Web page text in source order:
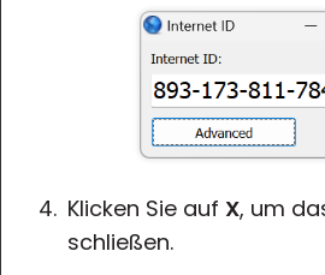
Klicken Sie auf X, um
schließen.